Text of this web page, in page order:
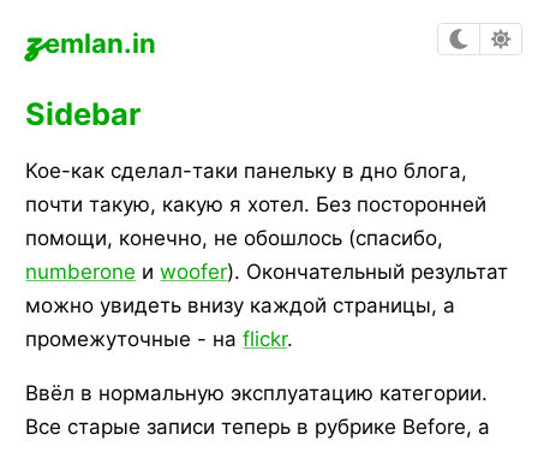
zemlan.in
Sidebar
Кое-как сделал-таки панельку в дно блога,
почти такую, какую я хотел. Без посторонней
помощи, конечно, не обошлось (спасибо,
numberone иwoofer). Окончательный результат
можно увидеть внизу каждой страницы, а
промежуточные - наflickr.
Ввёл в нормальную эксплуатацию категории.
Все старые записи теперь в рубрике Before, а